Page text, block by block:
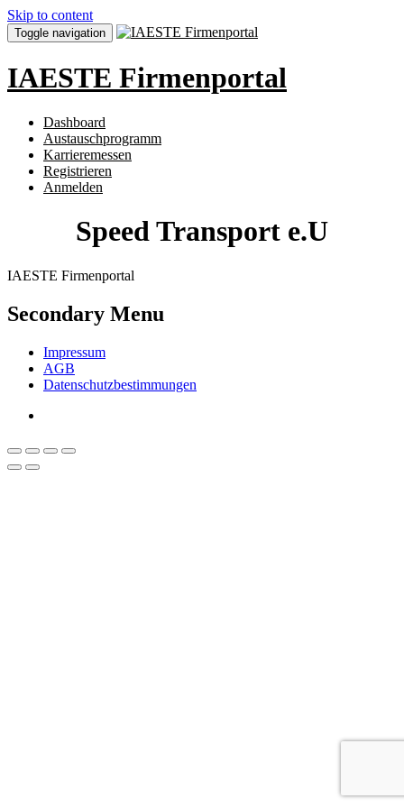
Skip to content
Toggle navigation
IAESTE Firmenportal
Dashboard
Austauschprogramm
Karrieremessen
Registrieren
Anmelden
Speed Transport e.U
IAESTE Firmenportal
Secondary Menu
Impressum
AGB
Datenschutzbestimmungen